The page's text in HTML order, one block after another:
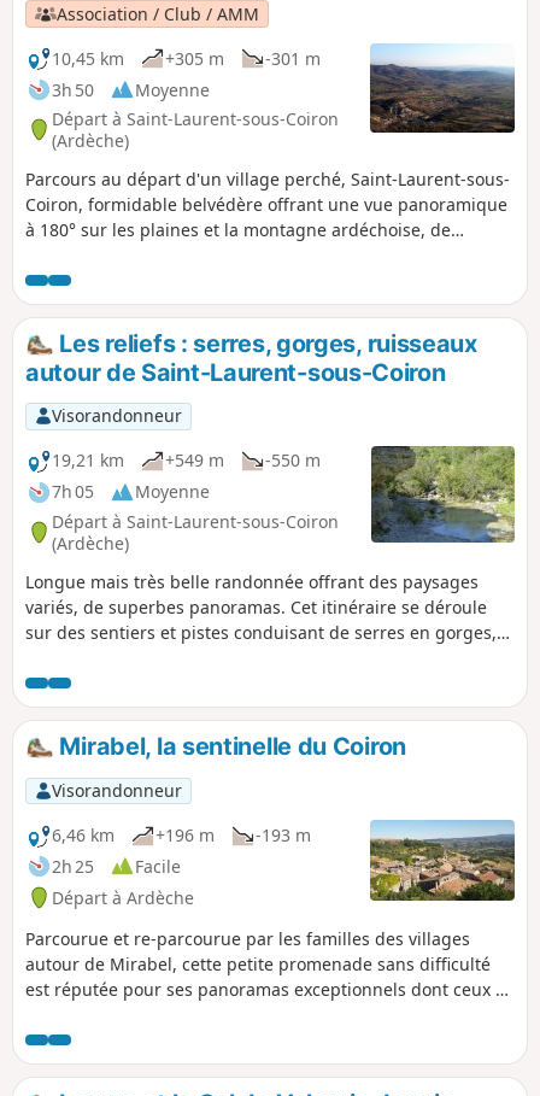
Association / Club / AMM
10,45 km
+305 m
-301 m
3h 50
Moyenne
Départ à Saint-Laurent-sous-Coiron
(Ardèche)
Parcours au départ d'un village perché, Saint-Laurent-sous-
Coiron, formidable belvédère offrant une vue panoramique
à 180° sur les plaines et la montagne ardéchoise, de
Cros, Rocher d'Abraham, Montagne Sainte-Marguerite, le
Mont Lozère). De plus, des panneaux pédagogiques
retraçant l'historique géologique et la vie sur le Coiron
agrémentent cette randonnée.
Les reliefs : serres, gorges, ruisseaux
autour de Saint-Laurent-sous-Coiron
Visorandonneur
19,21 km
+549 m
-550 m
7h 05
Moyenne
Départ à Saint-Laurent-sous-Coiron
(Ardèche)
Longue mais très belle randonnée offrant des paysages
variés, de superbes panoramas. Cet itinéraire se déroule
sur des sentiers et pistes conduisant de serres en gorges,
franchir. À noter toutefois que quelques portions du circuit
sont hors balisage et demandent une bonne maîtrise de la
cartographie et de l'orientation.
Mirabel, la sentinelle du Coiron
Visorandonneur
6,46 km
+196 m
-193 m
2h 25
Facile
Départ à Ardèche
Parcourue et re-parcourue par les familles des villages
autour de Mirabel, cette petite promenade sans difficulté
est réputée pour ses panoramas exceptionnels dont ceux à
balade se termine dans le village médiéval en flânant dans
le labyrinthe des ruelles, impasses et passages voûtés...